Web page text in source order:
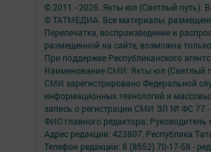
© 2011 - 2026. Якты юл (Светлый путь).
© ТАТМЕДИА. Все материалы,
Перепечатка, воспроизведение и
размещенной на сайте, возможна
При поддержке Республиканского
Наименование СМИ: Якты юл (Светлый
СМИ зарегистрировано Федеральной
информационных технологий и
запись о регистрации СМИ ЭЛ № ФС 77 -
ФИО главного редактора:
Адрес редакции: 423807, Республика
Телефон редакции: 8 (8552) 70-17-58 -